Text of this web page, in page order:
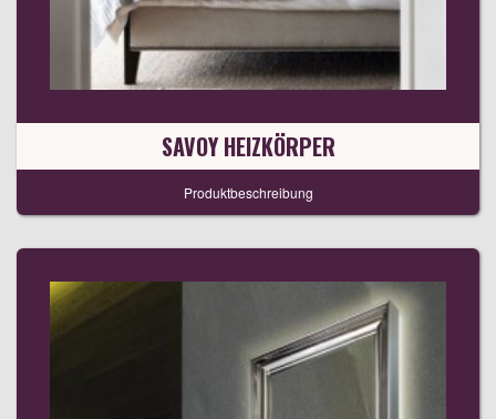
SAVOY HEIZKÖRPER
Produktbeschreibung